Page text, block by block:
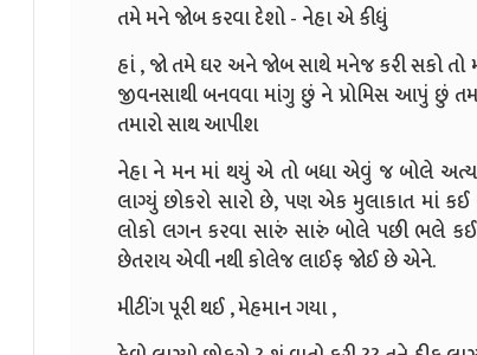
તમે મને જોબ કરવા દેશો - નેહા એ કીધું
હાં , જો તમે ઘર અને જોબ સાથે મનેજ કરી સકો તો
જીવનસાથી બનવવા માંગુ છું ને પ્રોમિસ આપું છું
તમારો સાથ આપીશ
નેહા ને મન માં થયું એ તો બધા એવું જ બોલે
લાગ્યું છોકરો સારો છે, પણ એક મુલાકાત માં
લોકો લગન કરવા સારું સારું બોલે પછી ભલે કઈ
છેતરાય એવી નથી કોલેજ લાઈફ જોઈ છે એને.
મીટીંગ પૂરી થઈ , મેહમાન ગયા ,